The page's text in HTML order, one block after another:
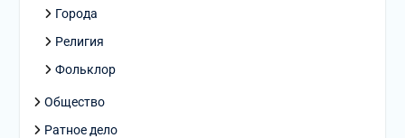
Города
Религия
Фольклор
Общество
Ратное дело